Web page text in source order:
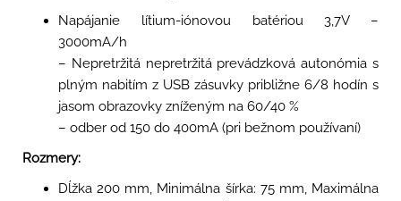
Napájanie lítium-iónovou batériou 3,7V –
3000mA/h
– Nepretržitá nepretržitá prevádzková autonómia s
plným nabitím z USB zásuvky približne 6/8 hodín s
jasom obrazovky zníženým na 60/40 %
– odber od 150 do 400mA (pri bežnom používaní)
Rozmery:
Dĺžka 200 mm, Minimálna šírka: 75 mm, Maximálna